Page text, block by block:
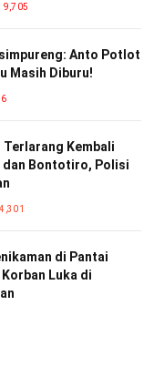
9,705
Anto Potlot
Masih Diburu!
Terlarang Kembali
Bontotiro, Polisi
4,301
di Pantai
Luka di